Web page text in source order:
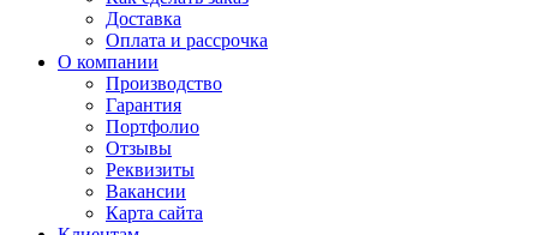
Доставка
Оплата и рассрочка
О компании
Производство
Гарантия
Портфолио
Отзывы
Реквизиты
Вакансии
Карта сайта